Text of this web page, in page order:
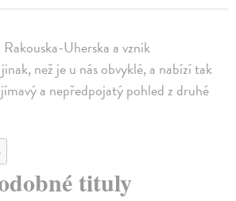
Uherska a vznik
než je u nás obvyklé, a nabízí tak
a nepředpojatý pohled z druhé
tituly